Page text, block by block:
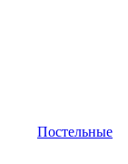
Постельные